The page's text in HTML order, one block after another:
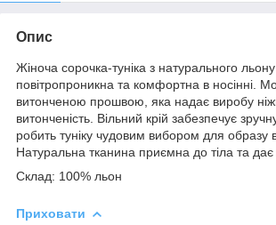
Опис
Жіноча сорочка-туніка з натурального
повітропроникна та комфортна в носінні.
витонченою прошвою, яка надає виробу
витонченість. Вільний крій забезпечує
робить туніку чудовим вибором для образу
Натуральна тканина приємна до тіла та дає
Склад: 100% льон
Приховати